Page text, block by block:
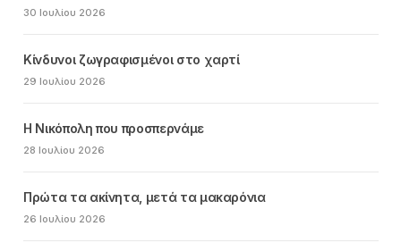
30 Ιουλίου 2026
Κίνδυνοι ζωγραφισμένοι στο χαρτί
29 Ιουλίου 2026
Η Νικόπολη που προσπερνάμε
28 Ιουλίου 2026
Πρώτα τα ακίνητα, μετά τα μακαρόνια
26 Ιουλίου 2026